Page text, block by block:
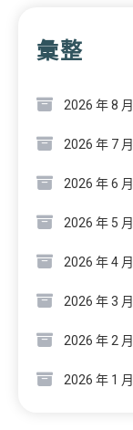
彙整
2026 年 8 月
2026 年 7 月
2026 年 6 月
2026 年 5 月
2026 年 4 月
2026 年 3 月
2026 年 2 月
2026 年 1 月